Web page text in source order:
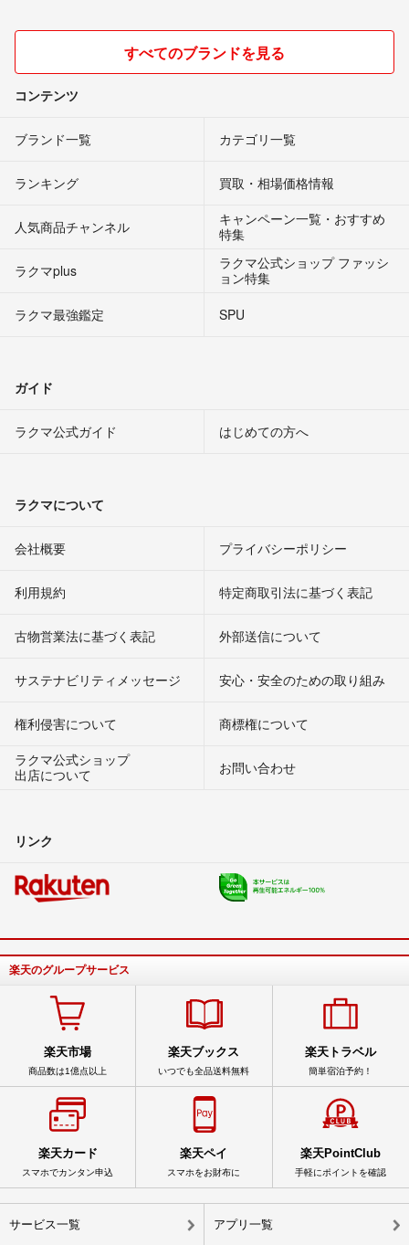
すべてのブランドを見る
コンテンツ
ブランド一覧 カテゴリ一覧
ランキング 買取・相場価格情報
人気商品チャンネル
キャンペーン一覧・おすすめ
特集
ラクマplus
ラクマ公式ショップ ファッシ
ョン特集
ラクマ最強鑑定
SPU
ガイド
ラクマ公式ガイド はじめての方へ
ラクマについて
会社概要 プライバシーポリシー
利用規約 特定商取引法に基づく表記
古物営業法に基づく表記 外部送信について
サステナビリティメッセージ 安心・安全のための取り組み
権利侵害について
商標権について
ラクマ公式ショップ
出店について
お問い合わせ
リンク
楽天のグループサービス
楽天市場
商品数は1億点以上
楽天ブックス
いつでも全品送料無料
楽天トラベル
簡単宿泊予約！
楽天カード
スマホでカンタン申込
楽天ペイ
スマホをお財布に
楽天PointClub
手軽にポイントを確認
サービス一覧 アプリ一覧